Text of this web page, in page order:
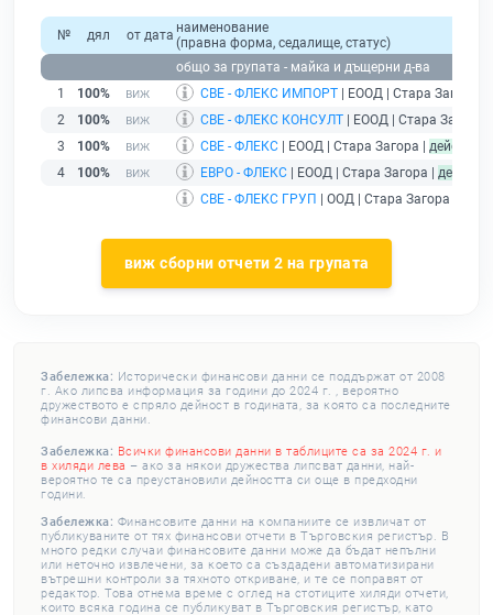
№ дял от дата наименование
(правна форма, седалище, статус)
общо за групата - майка и дъщерни д-ва
1
100% СВЕ - ФЛЕКС ИМПОРТ | ЕООД | Стара Загора |
2
100% СВЕ - ФЛЕКС КОНСУЛТ | ЕООД | Стара Загора |
3
100% СВЕ - ФЛЕКС | ЕООД | Стара Загора | действащ
4
100% ЕВРО - ФЛЕКС | ЕООД | Стара Загора |
СВЕ - ФЛЕКС ГРУП
| ООД | Стара Загора |
виж сборни отчети 2 на групата
Забележка: Исторически финансови данни се поддържат от 2008
г. Ако липсва информация за години до 2024 г. , вероятно
дружеството е спряло дейност в годината, за която са последните
финансови данни.
Забележка: Всички финансови данни в таблиците са за 2024 г. и
в хиляди лева – ако за някои дружества липсват данни, най-
вероятно те са преустановили дейността си още в предходни
години.
Забележка: Финансовите данни на компаниите се извличат от
публикуваните от тях финансови отчети в Търговския регистър. В
много редки случаи финансовите данни може да бъдат непълни
или неточно извлечени, за което са създадени автоматизирани
вътрешни контроли за тяхното откриване, и те се поправят от
редактор. Това отнема време с оглед на стотиците хиляди отчети,
които всяка година се публикуват в Търговския регистър, като